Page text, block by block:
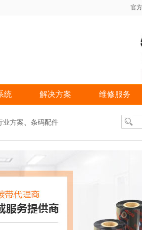
官
统 解决方案 维修服务
业方案、 条码配件